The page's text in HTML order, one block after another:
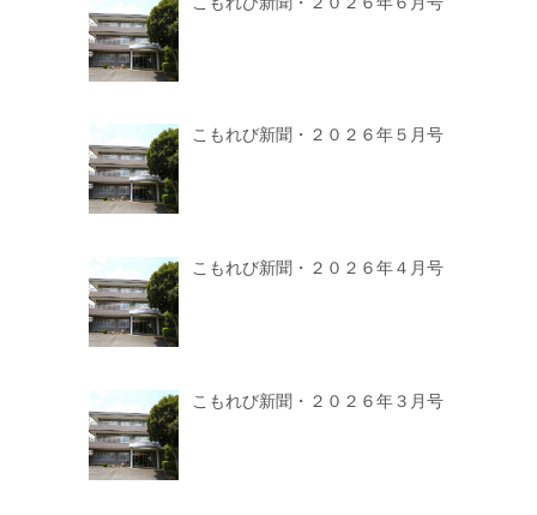
こもれび新聞・２０２６年５月号
こもれび新聞・２０２６年４月号
こもれび新聞・２０２６年３月号